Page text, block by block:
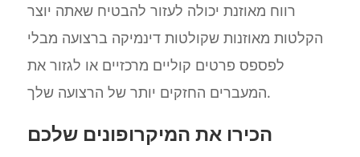
רווח מאוזנת יכולה לעזור להבטיח שאתה יוצר
הקלטות מאוזנות שקולטות דינמיקה ברצועה מבלי
לפספס פרטים קוליים מרכזיים או לגזור את
המעברים החזקים יותר של הרצועה שלך.
הכירו את המיקרופונים שלכם